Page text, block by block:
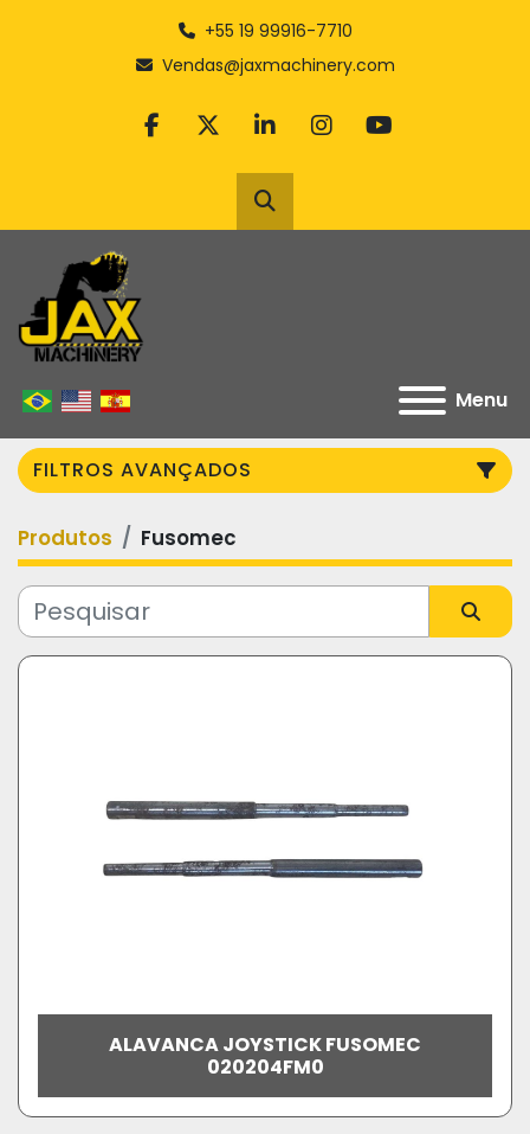
+55 19 99916-7710
Vendas@jaxmachinery.com
facebook
twitterlinkedininstagram
youtube
Pesquisar
Menu
FILTROS AVANÇADOS
Categoria
Fabricante
Produtos Fusomec
ALAVANCA JOYSTICK FUSOMEC
020204FM0